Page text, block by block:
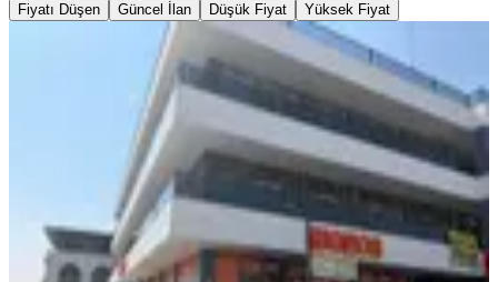
Fiyatı Düşen Güncel İlan Düşük Fiyat Yüksek Fiyat
Sincanda Yenı Açılan Avm’de
Yükselen Değer!! Kıralık İş Yeri
Ankara, Sincan
40 m²
08.08.2026
38.000 ₺